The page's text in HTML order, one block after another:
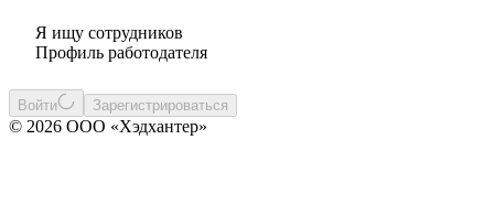
Я ищу сотрудников
Профиль работодателя
Войти Зарегистрироваться
© 2026 ООО «Хэдхантер»